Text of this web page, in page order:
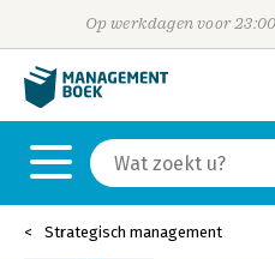
Op werkdagen voor
Strategisch management